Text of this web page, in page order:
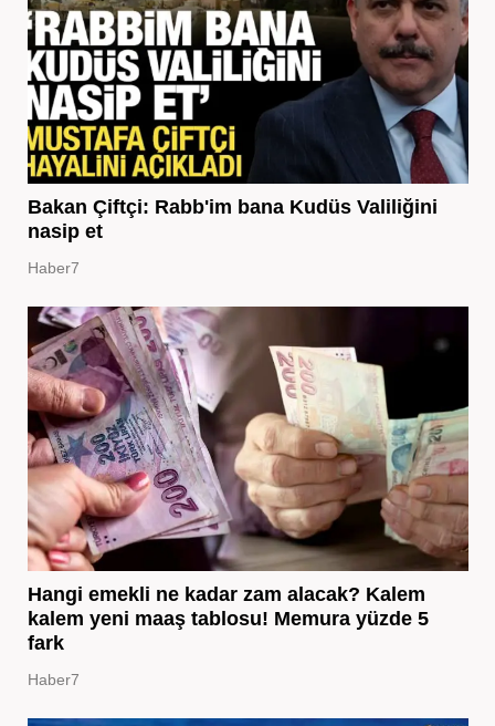
Bakan Çiftçi: Rabb'im bana Kudüs Valiliğini
nasip et
Haber7
Hangi emekli ne kadar zam alacak? Kalem
kalem yeni maaş tablosu! Memura yüzde 5
fark
Haber7